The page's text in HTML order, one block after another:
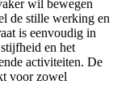
wil bewegen
de stille werking en
is eenvoudig in
en het
activiteiten. De
voor zowel